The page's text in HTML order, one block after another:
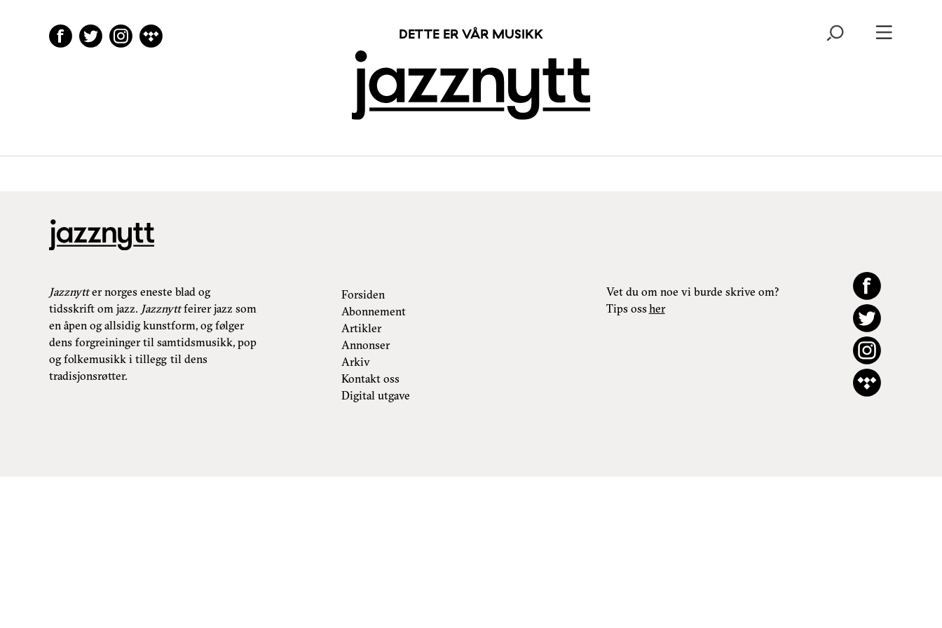
DETTE ER VÅR MUSIKK
Jazznytter norges eneste blad og
tidsskrift om jazz. Jazznyttfeirer jazz som
en åpen og allsidig kunstform, og følger
dens forgreininger til samtidsmusikk, pop
og folkemusikk i tillegg til dens
tradisjonsrøtter.
Forsiden
Abonnement
Artikler
Annonser
Arkiv
Kontakt oss
Digital utgave
Vet du om noe vi burde skrive om?
Tips ossher